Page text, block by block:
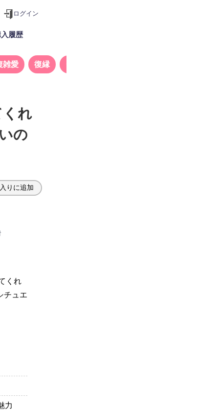
ログイン
入履歴
雑愛 復縁
くれ
の
りに追加
くれ
チュエ
力